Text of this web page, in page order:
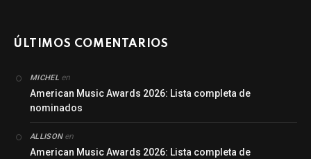
ÚLTIMOS COMENTARIOS
MICHELen
American Music Awards 2026: Lista completa de
nominados
ALLISONen
American Music Awards 2026: Lista completa de